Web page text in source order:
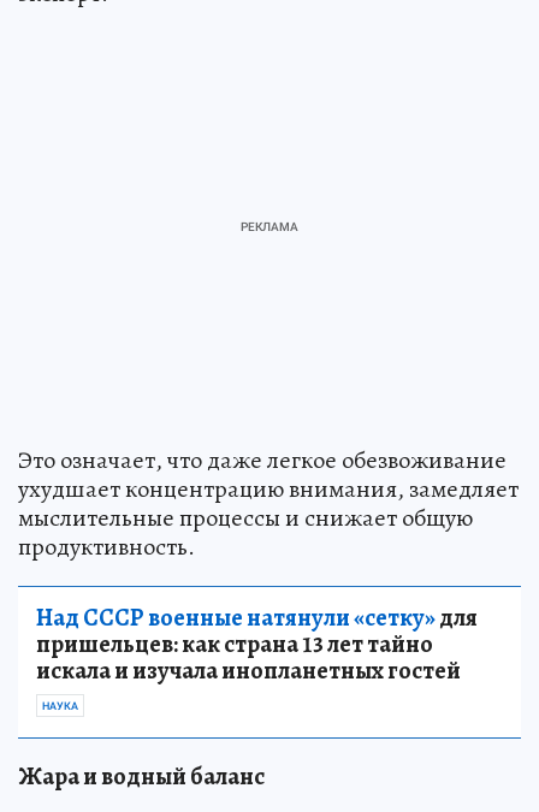
Это означает, что даже легкое обезвоживание
ухудшает концентрацию внимания, замедляет
мыслительные процессы и снижает общую
продуктивность.
Над СССР военные натянули «сетку»для
пришельцев: как страна 13 лет тайно
искала и изучала инопланетных гостей
НАУКА
Жара и водный баланс